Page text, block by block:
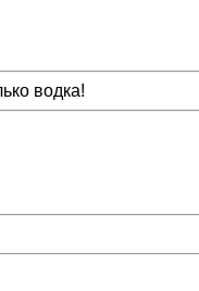
водка!